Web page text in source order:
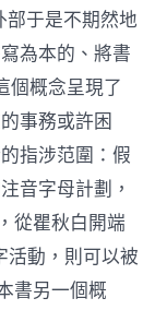
部于是不期然地
為本的、將書
個概念呈現了
事務或許困
指涉范圍：假
音字母計劃，
從瞿秋白開端
活動，則可以被
書另一個概